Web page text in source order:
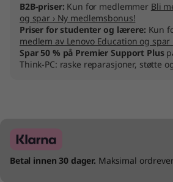
B2B-priser: Kun for medlemmer Bli
og spar › Ny medlemsbonus!
Priser for studenter og lærere: Kun
medlem av Lenovo Education og spar
Spar 50 % på Premier Support Plus
Think-PC: raske reparasjoner, støtte
Betal innen 30 dager. Maksimal